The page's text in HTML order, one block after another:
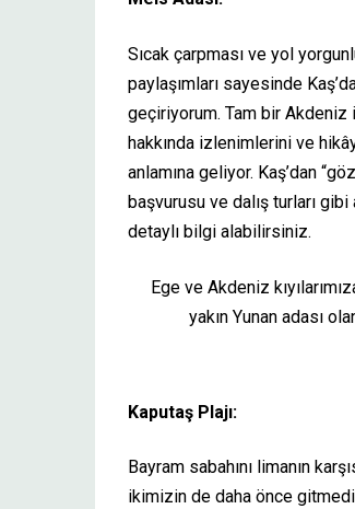
Sıcak çarpması ve yol
paylaşımları sayesinde
geçiriyorum. Tam bir Akdeniz
hakkında izlenimlerini ve
anlamına geliyor. Kaş’dan
başvurusu ve dalış turları
detaylı bilgi alabilirsiniz.
Ege ve Akdeniz
yakın Yunan adası
Kaputaş Plajı:
Bayram sabahını limanın
ikimizin de daha önce